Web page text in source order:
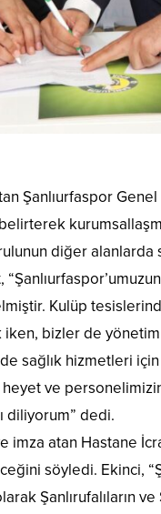
Şanlıurfaspor
diğer
Kulüp
iken, bizler de
sağlık hizmetleri
ve
diliyorum” dedi.
imza atan Hastane
söyledi. Ekinci,
Şanlırufalıların ve